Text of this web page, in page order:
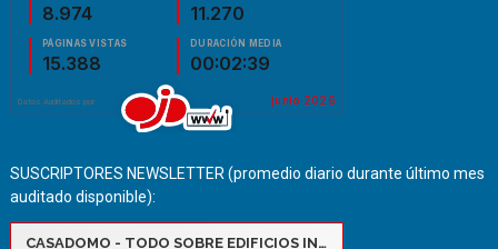
SUSCRIPTORES NEWSLETTER (promedio diario durante último mes
auditado disponible):